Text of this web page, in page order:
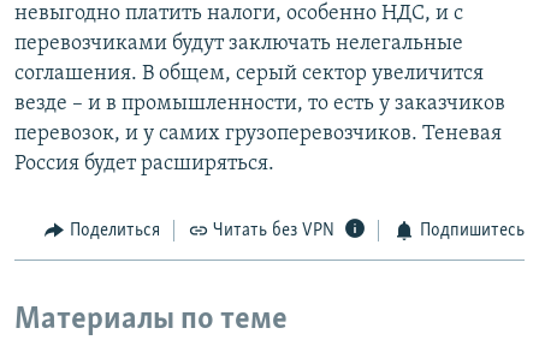
невыгодно платить налоги, особенно НДС, и с
перевозчиками будут заключать нелегальные
соглашения. В общем, серый сектор увеличится
везде – и в промышленности, то есть у заказчиков
перевозок, и у самих грузоперевозчиков. Теневая
Россия будет расширяться.
Поделиться Читать без VPN Подпишитесь
Материалы по теме